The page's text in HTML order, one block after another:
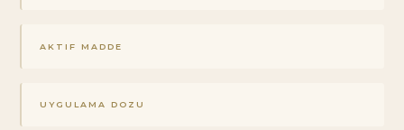
AKTIF MADDE
UYGULAMA DOZU